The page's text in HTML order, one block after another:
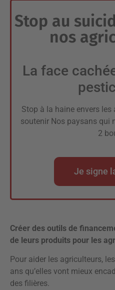
Stop au
nos
La face
Stop à la haine envers
soutenir Nos paysans qui
2
Je signe
Créer des outils de
de leurs produits pour les
Pour aider les agriculteurs,
ans qu’elles vont mieux
des filières.